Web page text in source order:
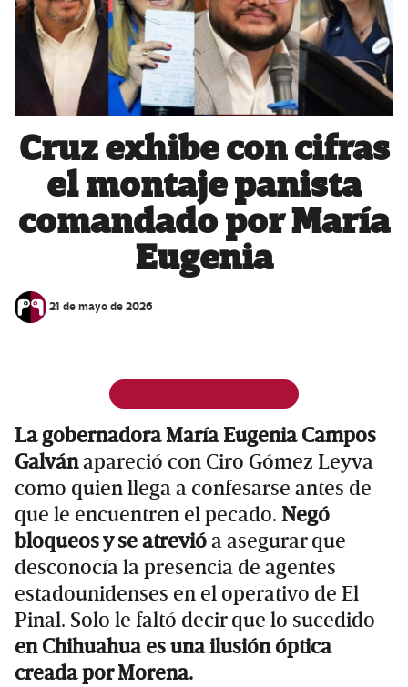
Cruz exhibe con cifras
el montaje panista
comandado por María
Eugenia
21 de mayo de 2026
La gobernadora María Eugenia Campos
Galvánapareció con Ciro Gómez Leyva
como quien llega a confesarse antes de
que le encuentren el pecado. Negó
bloqueos y se atrevióa asegurar que
desconocía la presencia de agentes
estadounidenses en el operativo de El
Pinal. Solo le faltó decir que lo sucedido
en Chihuahua es una ilusión óptica
creada por Morena.